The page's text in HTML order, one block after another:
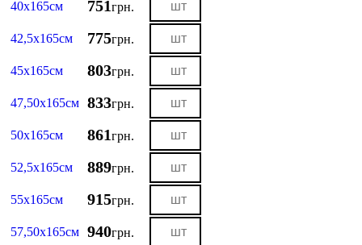
40х165см
751грн.
42,5х165см 775грн.
45х165см 803грн.
47,50х165см 833грн.
50х165см 861грн.
52,5х165см 889грн.
55х165см 915грн.
57,50х165см 940грн.